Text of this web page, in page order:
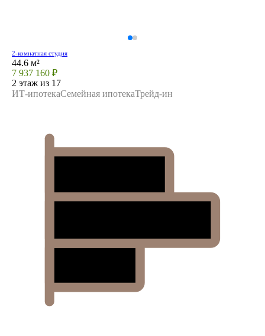
2-комнатная студия
44.6 м²
7 937 160 ₽
2 этаж из 17
ИТ-ипотекаСемейная ипотекаТрейд-ин